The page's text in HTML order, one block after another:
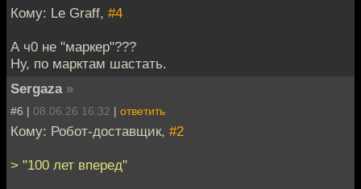
Кому: Le Graff, #4
А ч0 не "маркер"???
Ну, по марктам шастать.
Sergaza »
#6 | 08.06.26 16:32 | ответить
Кому: Робот-доставщик, #2
> "100 лет вперед"